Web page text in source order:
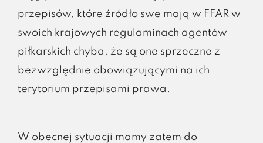
przepisów, które źródło swe mają w FFAR w
swoich krajowych regulaminach agentów
piłkarskich chyba, że są one sprzeczne z
bezwzględnie obowiązującymi na ich
terytorium przepisami prawa.
W obecnej sytuacji mamy zatem do